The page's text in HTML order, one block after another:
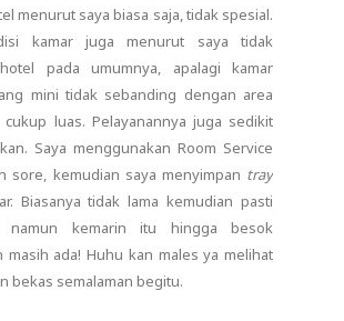
menurut saya biasa saja, tidak spesial.
kamar juga menurut saya tidak
pada umumnya, apalagi kamar
mini tidak sebanding dengan area
luas. Pelayanannya juga sedikit
Saya menggunakan Room Service
sore, kemudian saya menyimpan tray
Biasanya tidak lama kemudian pasti
namun kemarin itu hingga besok
masih ada! Huhu kan males ya melihat
bekas semalaman begitu.